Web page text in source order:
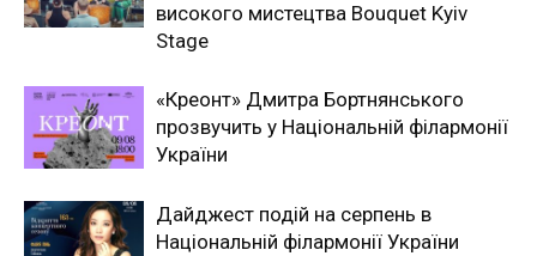
високого мистецтва Bouquet Kyiv
Stage
«Креонт» Дмитра Бортнянського
прозвучить у Національній філармонії
України
Дайджест подій на серпень в
Національній філармонії України